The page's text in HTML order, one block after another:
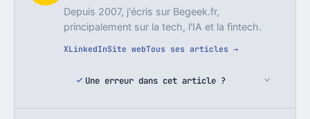
Depuis 2007, j'écris sur Begeek.fr,
principalement sur la tech, l'IA et la fintech.
XLinkedInSite webTous ses articles →
Une erreur dans cet article ?